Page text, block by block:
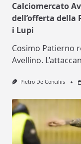
Calciomercato
dell’offerta della
i Lupi
Cosimo Patierno
Avellino.
Pietro De Conciliis